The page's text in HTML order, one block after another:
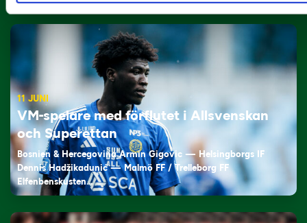
11 JUNI
VM-spelare med förflutet i Allsvenskan
och Superettan
Bosnien & Hercegovina Armin Gigovic — Helsingborgs IF
Dennis Hadžikadunić — Malmö FF / Trelleborg FF
Elfenbenskusten…